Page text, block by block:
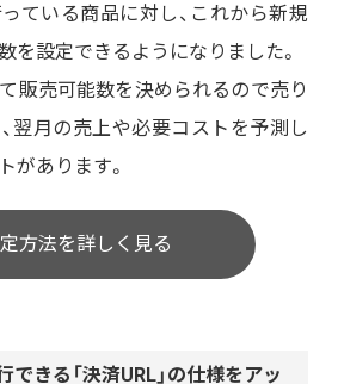
ている商品に対し、これから新規
を設定できるようになりました。
販売可能数を決められるので売り
翌月の売上や必要コストを予測し
があります。
方法を詳しく見る
きる「決済URL」の仕様をアッ